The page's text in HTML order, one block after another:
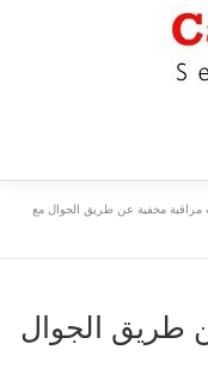
الجهراء
مراقبة مخفية عن طريق الجوال مع
طريق الجوال